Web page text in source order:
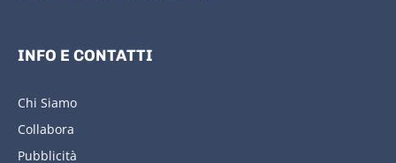
INFO E CONTATTI
Chi Siamo
Collabora
Pubblicità